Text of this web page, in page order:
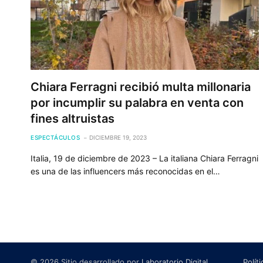
Chiara Ferragni recibió multa millonaria
por incumplir su palabra en venta con
fines altruistas
ESPECTÁCULOS DICIEMBRE 19, 2023
Italia, 19 de diciembre de 2023 – La italiana Chiara Ferragni
es una de las influencers más reconocidas en el…